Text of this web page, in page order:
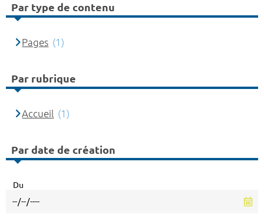
Par type de contenu
Pages (1)
Par rubrique
Accueil (1)
Par date de création
Du